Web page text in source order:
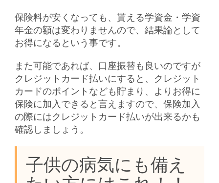
保険料が安くなっても、貰える学資金・学資
年金の額は変わりませんので、結果論として
お得になるという事です。
また可能であれば、口座振替も良いのですが
クレジットカード払いにすると、クレジット
カードのポイントなども貯まり、よりお得に
保険に加入できると言えますので、保険加入
の際にはクレジットカード払いが出来るかも
確認しましょう。
子供の病気にも備え